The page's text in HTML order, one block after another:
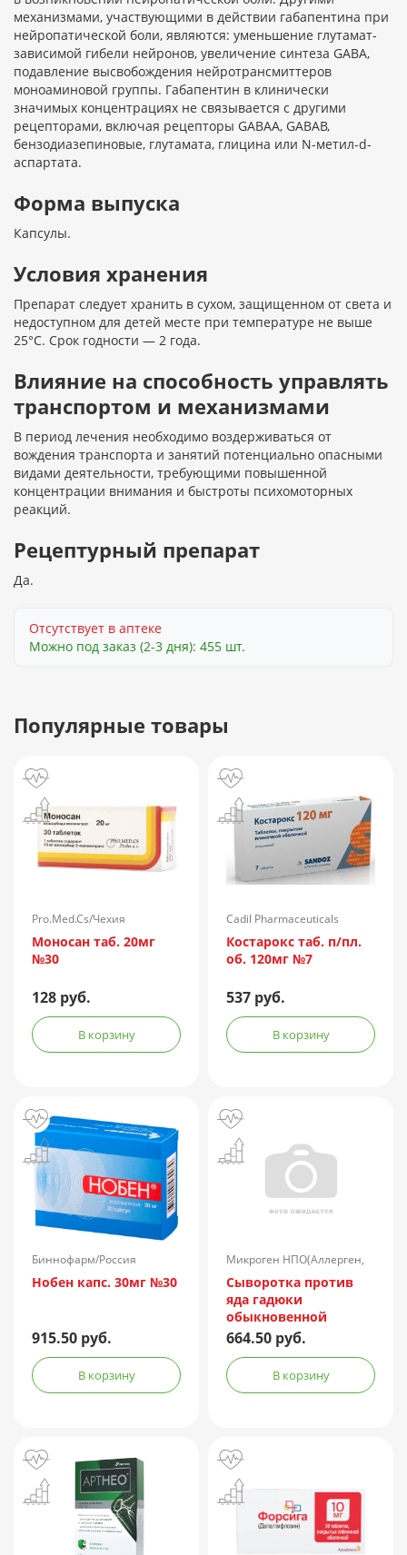
механизмами, участвующими в действии габапентина при
нейропатической боли, являются: уменьшение глутамат-
зависимой гибели нейронов, увеличение синтеза GABA,
подавление высвобождения нейротрансмиттеров
моноаминовой группы. Габапентин в клинически
значимых концентрациях не связывается с другими
рецепторами, включая рецепторы GABAА, GABAВ,
бензодиазепиновые, глутамата, глицина или N-метил-d-
аспартата.
Форма выпуска
Капсулы.
Условия хранения
Препарат следует хранить в сухом, защищенном от света и
недоступном для детей месте при температуре не выше
25°С. Срок годности — 2 года.
Влияние на способность управлять
транспортом и механизмами
В период лечения необходимо воздерживаться от
вождения транспорта и занятий потенциально опасными
видами деятельности, требующими повышенной
концентрации внимания и быстроты психомоторных
реакций.
Рецептурный препарат
Да.
Отсутствует в аптеке
Можно под заказ (2-3 дня): 455 шт.
Популярные товары
Pro.Med.Cs/Чехия
Моносан таб. 20мг
№30
128 руб.
В корзину
Cadil Pharmaceuticals
Limited/Индия
Костарокс таб. п/пл.
об. 120мг №7
537 руб.
В корзину
Биннофарм/Россия
Нобен капс. 30мг №30
915.50 руб.
В корзину
Микроген НПО(Аллерген,
г.Ставрополь)/Россия
Сыворотка против
яда гадюки
обыкновенной
лошадиная
очищенная
концентрированная
жидкая амп.(р-р д/
664.50 руб.
В корзину